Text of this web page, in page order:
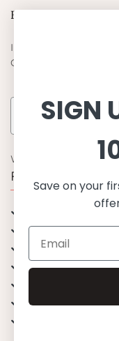
Blieb auf dem
Informieren Sie sich
Crabe
WARUM UNS
Funktion,
OEKO-TEX®
Materialien von
Stilvoll &
Angenehm zu
Mix&Match -
SIGN
Save on your